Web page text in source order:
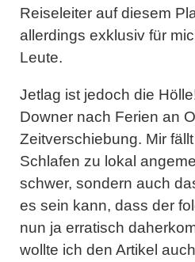
Reiseleiter auf diesem
allerdings exklusiv für
Leute.
Jetlag ist jedoch die
Downer nach Ferien an
Zeitverschiebung. Mir
Schlafen zu lokal
schwer, sondern auch
es sein kann, dass der
nun ja erratisch
wollte ich den Artikel